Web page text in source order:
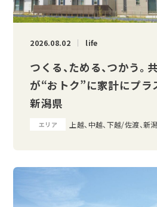
2026.08.02 life
つくる、ためる、つかう。
が“おトク”に家計にプラ
新潟県
エリア 上越、中越、下越/佐渡、新